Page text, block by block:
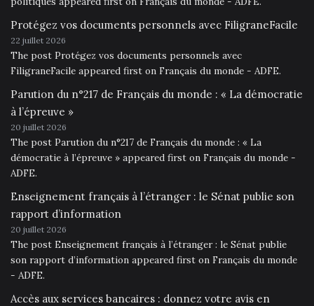
Protégez vos documents personnels avec FiligraneFacile
22 juillet 2026
The post Protégez vos documents personnels avec
FiligraneFacile appeared first on Français du monde - ADFE.
Parution du n°217 de Français du monde : « La démocratie
à l’épreuve »
20 juillet 2026
The post Parution du n°217 de Français du monde : « La
démocratie à l’épreuve » appeared first on Français du monde -
ADFE.
Enseignement français à l’étranger : le Sénat publie son
rapport d’information
20 juillet 2026
The post Enseignement français à l’étranger : le Sénat publie
son rapport d’information appeared first on Français du monde
- ADFE.
Accès aux services bancaires : donnez votre avis en